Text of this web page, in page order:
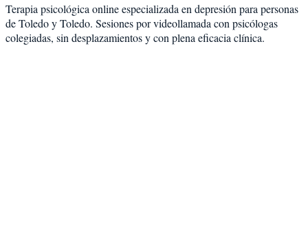
Terapia psicológica online especializada en depresión para personas
deToledoyToledo. Sesiones por videollamada con psicólogas
colegiadas, sin desplazamientos y con plena eficacia clínica.